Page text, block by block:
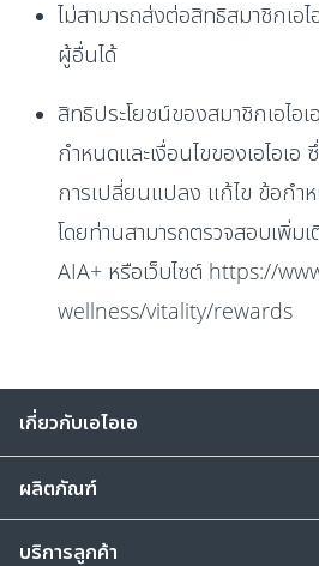
ไม่สามารถส่งต่อสิทธิสมาชิกเอ
ผู้อื่นได้
สิทธิประโยชน์ของสมาชิกเอไอ
กำหนดและเงื่อนไขของเอไอเอ
การเปลี่ยนแปลง แก้ไข ข้อกำ
โดยท่านสามารถตรวจสอบเพิ่ม
AIA+ หรือเว็บไซต์ https://
wellness/vitality/rewards
เกี่ยวกับเอไอเอ
ผลิตภัณฑ์
บริการลูกค้า